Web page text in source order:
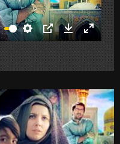
Settings
PIP Download
Enter